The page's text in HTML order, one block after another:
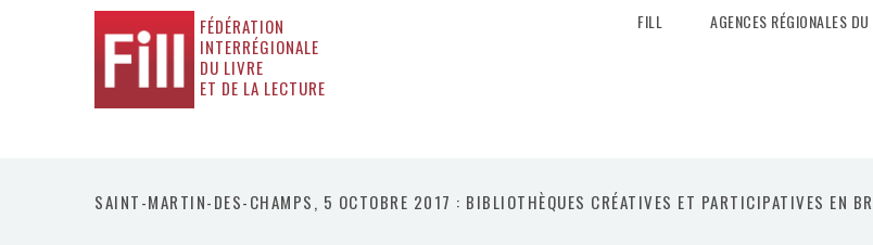
FÉDÉRATION
INTERRÉGIONALE
DU LIVRE
ET DE LA LECTURE
FILL AGENCES RÉGIONALES
SAINT-MARTIN-DES-CHAMPS, 5 OCTOBRE 2017 : BIBLIOTHÈQUES CRÉATIVES ET PARTICIPATIVES EN